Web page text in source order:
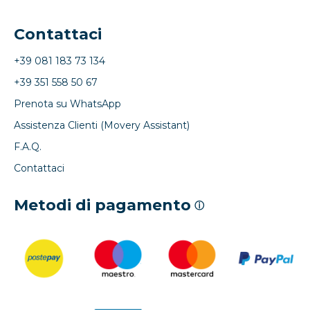
Contattaci
+39 081 183 73 134
+39 351 558 50 67
Prenota su WhatsApp
Assistenza Clienti (Movery Assistant)
F.A.Q.
Contattaci
Metodi di pagamento ⓘ